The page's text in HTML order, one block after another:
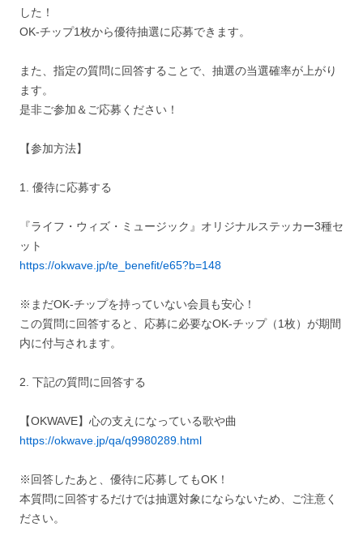
した！
OK-チップ1枚から優待抽選に応募できます。
また、指定の質問に回答することで、抽選の当選確率が上がり
ます。
是非ご参加＆ご応募ください！
【参加方法】
1. 優待に応募する
『ライフ・ウィズ・ミュージック』オリジナルステッカー3種セ
ット
https://okwave.jp/te_benefit/e65?b=148
※まだOK-チップを持っていない会員も安心！
この質問に回答すると、応募に必要なOK-チップ（1枚）が期間
内に付与されます。
2. 下記の質問に回答する
【OKWAVE】心の支えになっている歌や曲
https://okwave.jp/qa/q9980289.html
※回答したあと、優待に応募してもOK！
本質問に回答するだけでは抽選対象にならないため、ご注意く
ださい。